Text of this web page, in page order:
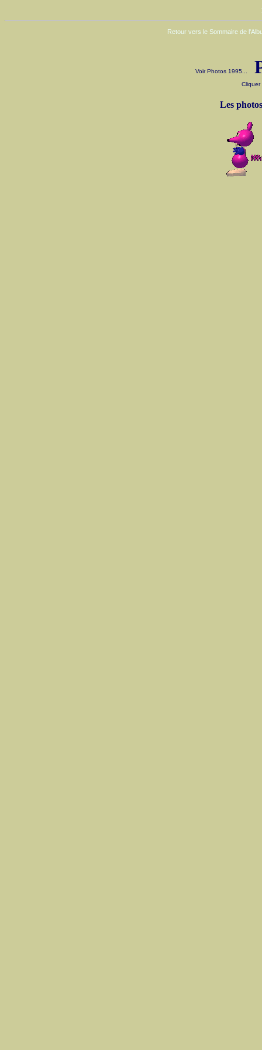
Retour vers le Sommaire de
Voir Photos 1995...
Cliquer
Les